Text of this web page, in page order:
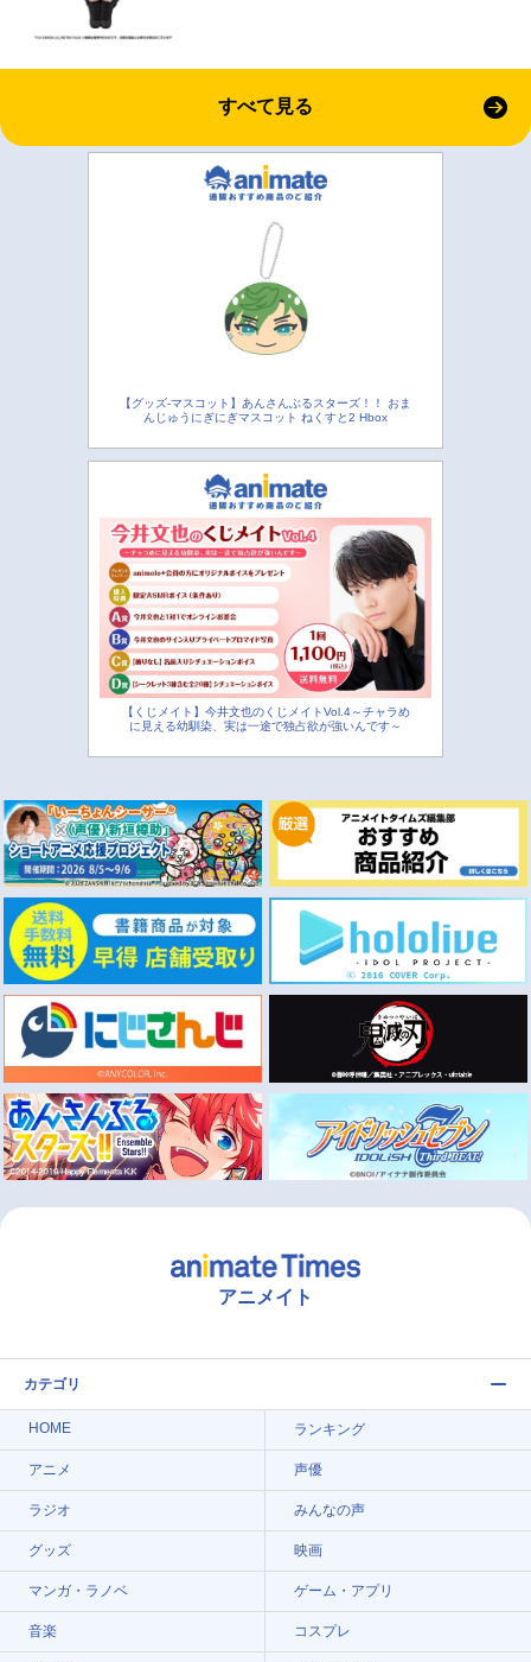
すべて見る
【グッズ-マスコット】あんさんぶるスターズ！！ おま
んじゅうにぎにぎマスコット ねくすと2 Hbox
【くじメイト】今井文也のくじメイトVol.4～チャラめ
に見える幼馴染、実は一途で独占欲が強いんです～
アニメイト
カテゴリ
HOME ランキング
アニメ 声優
ラジオ みんなの声
グッズ 映画
マンガ・ラノベ ゲーム・アプリ
音楽 コスプレ